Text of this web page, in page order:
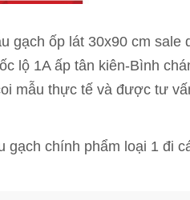
gạch ốp lát 30x90 cm sale
lộ 1A ấp tân kiên-Bình
mẫu thực tế và được tư
gạch chính phẩm loại 1 đi